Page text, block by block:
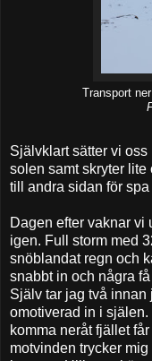
Transport
Självklart sätter vi
solen samt skryter
till andra sidan för
Dagen efter vaknar vi
igen. Full storm med
snöblandat regn och
snabbt in och några
Själv tar jag två innan
omotiverad in i
komma neråt fjället
motvinden trycker